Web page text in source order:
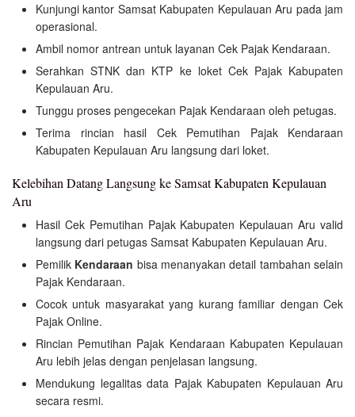
Kunjungi kantor Samsat Kabupaten Kepulauan Aru pada jam
operasional.
Ambil nomor antrean untuk layanan Cek Pajak Kendaraan.
Serahkan STNK dan KTP ke loket Cek Pajak Kabupaten
Kepulauan Aru.
Tunggu proses pengecekan Pajak Kendaraan oleh petugas.
Terima rincian hasil Cek Pemutihan Pajak Kendaraan
Kabupaten Kepulauan Aru langsung dari loket.
Kelebihan Datang Langsung ke Samsat Kabupaten Kepulauan
Aru
Hasil Cek Pemutihan Pajak Kabupaten Kepulauan Aru valid
langsung dari petugas Samsat Kabupaten Kepulauan Aru.
Pemilik Kendaraan bisa menanyakan detail tambahan selain
Pajak Kendaraan.
Cocok untuk masyarakat yang kurang familiar dengan Cek
Pajak Online.
Rincian Pemutihan Pajak Kendaraan Kabupaten Kepulauan
Aru lebih jelas dengan penjelasan langsung.
Mendukung legalitas data Pajak Kabupaten Kepulauan Aru
secara resmi.